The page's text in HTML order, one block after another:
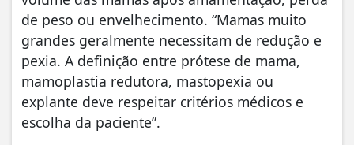
de peso ou envelhecimento. “Mamas muito
grandes geralmente necessitam de redução e
pexia. A definição entre prótese de mama,
mamoplastia redutora, mastopexia ou
explante deve respeitar critérios médicos e
escolha da paciente”.